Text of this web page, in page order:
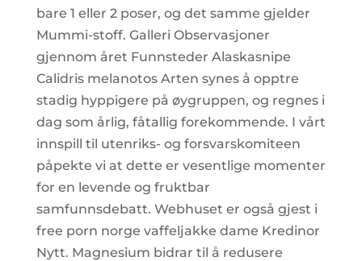
bare 1 eller 2 poser, og det samme gjelder
Mummi-stoff. Galleri Observasjoner
gjennom året Funnsteder Alaskasnipe
Calidris melanotos Arten synes å opptre
stadig hyppigere på øygruppen, og regnes i
dag som årlig, fåtallig forekommende. I vårt
innspill til utenriks- og forsvarskomiteen
påpekte vi at dette er vesentlige momenter
for en levende og fruktbar
samfunnsdebatt. Webhuset er også gjest i
free porn norge vaffeljakke dame Kredinor
Nytt. Magnesium bidrar til å redusere